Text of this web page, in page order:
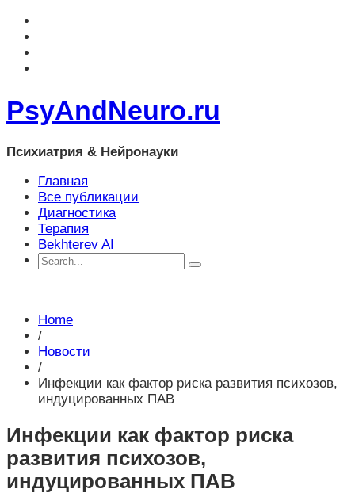
PsyAndNeuro.ru
Психиатрия & Нейронауки
Главная
Все публикации
Диагностика
Терапия
Bekhterev AI
Home
/
Новости
/
Инфекции как фактор риска развития психозов,
индуцированных ПАВ
Инфекции как фактор риска
развития психозов,
индуцированных ПАВ